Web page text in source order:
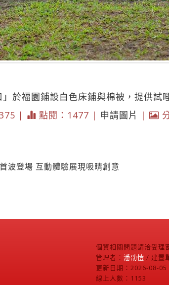
於福園鋪設白色床鋪與棉被，提供試
|
點閱：1477 | 申請圖片 |
波登場 互動體驗展現吸睛創意
個資相關問題請洽受理
管理者： 潘劭愷 / 建置
更新日期：2026-08-
線上人數：1153